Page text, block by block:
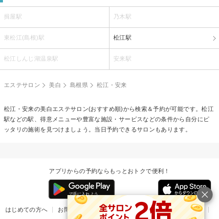
揖屋駅 乃木駅
東松江(島根)駅 松江駅
松江しんじ湖温泉駅 安来駅
エステサロン 美白 島根県 松江・安来
松江・安来の美白エステサロン(おすすめ順)から検索＆予約が可能です。松江
駅などの駅、得意メニューや豊富な施設・サービスなどの条件から自分にピ
ッタリの施術を見つけましょう。当日予約できるサロンもあります。
アプリからの予約ならもっとおトクで便利！
はじめての方へ お問い合わせ ヘルプ リリース情報
利用規約